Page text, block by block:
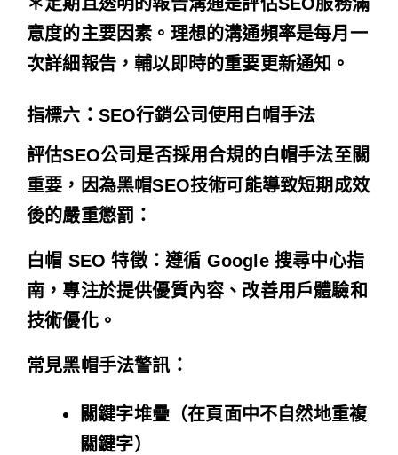
＊定期且透明的報告溝通是評估SEO服務滿
意度的主要因素。理想的溝通頻率是每月一
次詳細報告，輔以即時的重要更新通知。
指標六：SEO行銷公司使用白帽手法
評估SEO公司是否採用合規的白帽手法至關
重要，因為黑帽SEO技術可能導致短期成效
後的嚴重懲罰：
白帽 SEO 特徵：遵循 Google 搜尋中心指
南 ，專注於提供優質內容、改善用戶體驗和
技術優化。
常見黑帽手法警訊：
關鍵字堆疊（在頁面中不自然地重複
關鍵字）